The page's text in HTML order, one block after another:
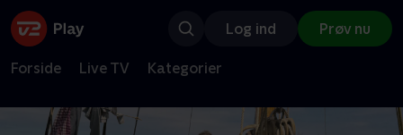
Log ind Prøv nu
Forside Live TV Kategorier